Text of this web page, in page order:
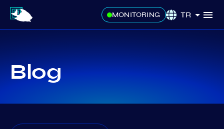
MONITORING TR
Blog